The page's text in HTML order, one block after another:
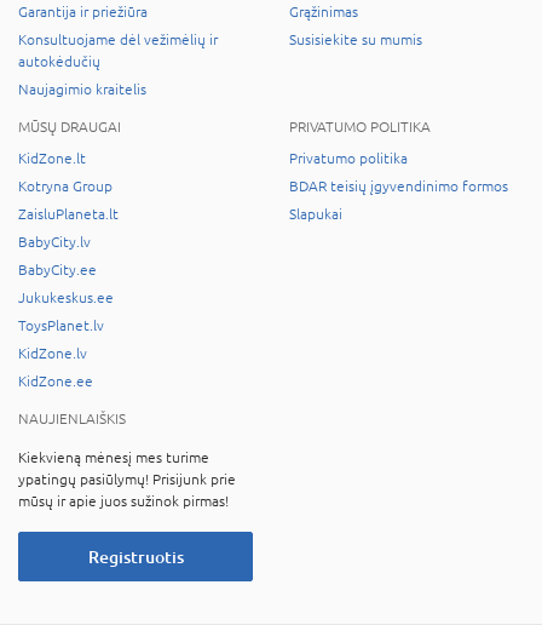
Garantija ir priežiūra
Konsultuojame dėl vežimėlių ir
autokėdučių
Naujagimio kraitelis
Grąžinimas
Susisiekite su mumis
MŪSŲ DRAUGAI
KidZone.lt
Kotryna Group
ZaisluPlaneta.lt
BabyCity.lv
BabyCity.ee
Jukukeskus.ee
ToysPlanet.lv
KidZone.lv
KidZone.ee
PRIVATUMO POLITIKA
Privatumo politika
BDAR teisių įgyvendinimo formos
Slapukai
NAUJIENLAIŠKIS
Kiekvieną mėnesį mes turime
ypatingų pasiūlymų! Prisijunk prie
mūsų ir apie juos sužinok pirmas!
Registruotis